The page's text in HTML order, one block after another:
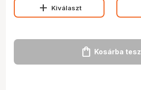
add Kiválaszt
shopping_bag Kosárba tesz